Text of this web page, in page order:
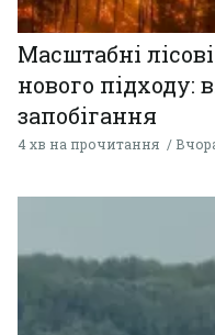
Масштабні
нового підходу:
запобігання
4 хв на прочитання